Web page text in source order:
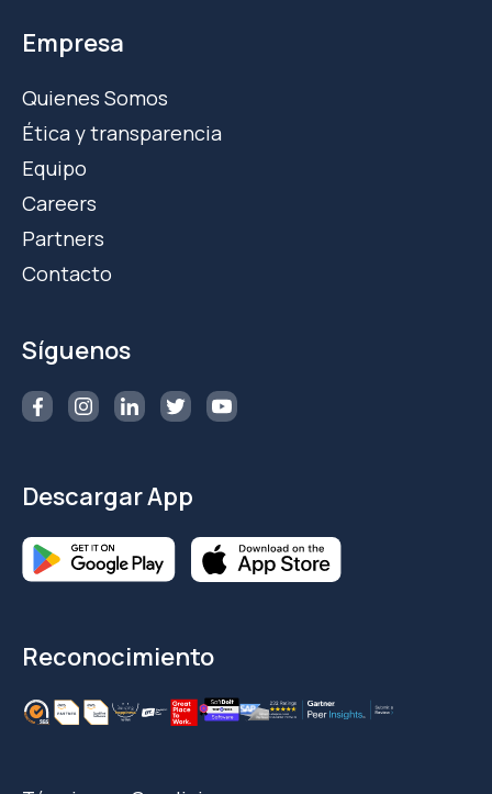
Empresa
Quienes Somos
Ética y transparencia
Equipo
Careers
Partners
Contacto
Síguenos
Descargar App
Reconocimiento